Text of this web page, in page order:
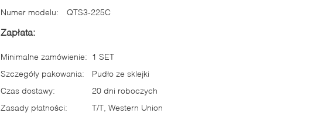
Numer modelu: QTS3-225C
Zapłata:
Minimalne zamówienie: 1 SET
Szczegóły pakowania:
Pudło ze sklejki
Czas dostawy:
20 dni roboczych
Zasady płatności:
T/T, Western Union